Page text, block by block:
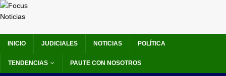
INICIO JUDICIALES NOTICIAS POLÍTICA
TENDENCIAS PAUTE CON NOSOTROS